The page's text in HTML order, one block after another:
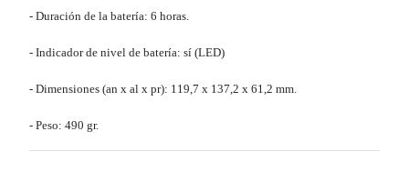
- Duración de la batería: 6 horas.
- Indicador de nivel de batería: sí (LED)
- Dimensiones (an x al x pr): 119,7 x 137,2 x 61,2 mm.
- Peso: 490 gr.